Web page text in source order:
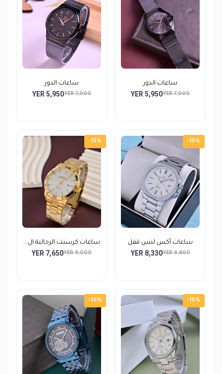
ساعات الدور
YER 7,000
YER 5,950
ساعات الدور
YER 7,000
YER 5,950
-15%
ساعات أكس لنس قفل
رجالي...YER 9,800
YER 8,330
-15%
ساعات كرسنت الرجالية ال...
YER 9,000
YER 7,650
-15%
-15%